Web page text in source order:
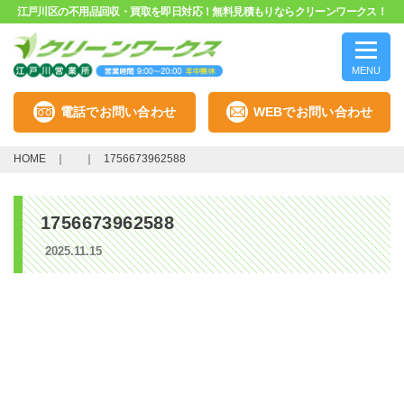
江戸川区の不用品回収・買取を即日対応！無料見積もりならクリーンワークス！
MENU
電話でお問い合わせ WEBでお問い合わせ
HOME 1756673962588
1756673962588
2025.11.15